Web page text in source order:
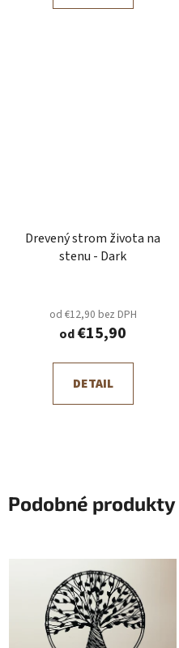
Drevený strom života na
stenu - Dark
od €12,90 bez DPH
od€15,90
DETAIL
Podobné produkty